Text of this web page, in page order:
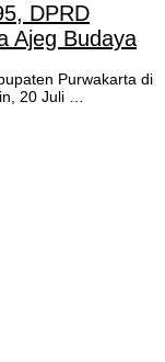
DPRD
Ajeg Budaya
Purwakarta di
20 Juli …